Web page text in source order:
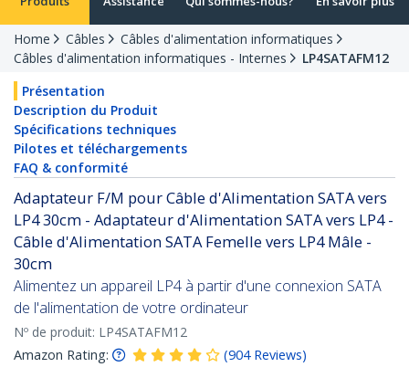
Home Câbles
Câbles d'alimentation informatiques
Câbles d'alimentation informatiques - Internes
LP4SATAFM12
Présentation
Description du Produit
Spécifications techniques
Pilotes et téléchargements
FAQ & conformité
Adaptateur F/M pour Câble d'Alimentation SATA vers
LP4 30cm - Adaptateur d'Alimentation SATA vers LP4 -
Câble d'Alimentation SATA Femelle vers LP4 Mâle -
30cm
Alimentez un appareil LP4 à partir d'une connexion SATA
de l'alimentation de votre ordinateur
Nº de produit: LP4SATAFM12
Amazon Rating:
(904 Reviews)